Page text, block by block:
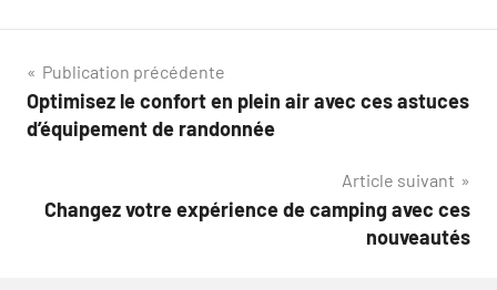
Navigation
de
Publication précédente
Optimisez le confort en plein air avec ces astuces
d’équipement de randonnée
Article suivant
Changez votre expérience de camping avec ces
nouveautés